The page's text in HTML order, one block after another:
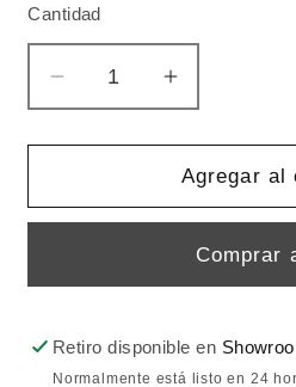
Cantidad
Reducir
cantidad
para
largos
AR1038
Aumentar
cantidad
para
Aretes
largos
AR1038
Agregar al
Comprar
Retiro disponible en
Normalmente está listo en 24